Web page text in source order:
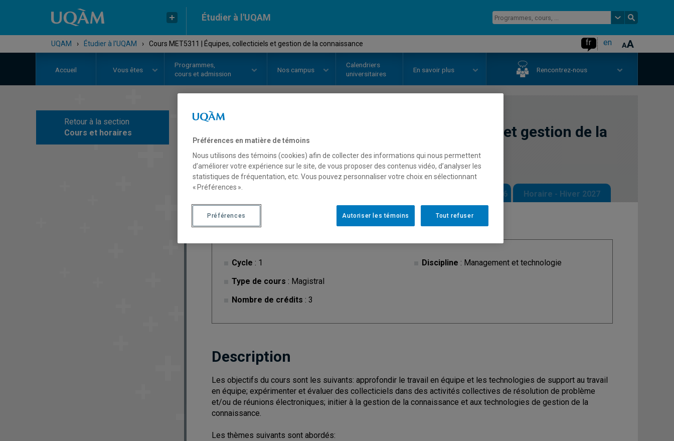
Étudier à l'UQAM
UQAM › Étudier à l'UQAM › Cours MET5311 | Équipes, collecticiels et gestion de la connaissance fr en
Accueil Vous êtes
Programmes,
cours et admission
Nos campus
Calendriers
universitaires
En savoir plus Rencontrez-nous
Retour à la section
Cours et horaires
Équipes, collecticiels et gestion de la
connaissance
Horaire - Automne 2026 Horaire - Hiver 2027
Cycle : 1
Type de cours : Magistral
Nombre de crédits : 3
Discipline : Management et technologie
Description
Les objectifs du cours sont les suivants: approfondir le travail en équipe et les technologies de support au travail
en équipe; expérimenter et évaluer des collecticiels dans des activités collectives de résolution de problème
et/ou de réunions électroniques; initier à la gestion de la connaissance et aux technologies de gestion de la
connaissance.
Les thèmes suivants sont abordés:
Préférences en matière de témoins
Nous utilisons des témoins (cookies) afin de collecter des informations qui nous permettent
d’améliorer votre expérience sur le site, de vous proposer des contenus vidéo, d’analyser les
statistiques de fréquentation, etc. Vous pouvez personnaliser votre choix en sélectionnant
« Préférences ».
Tout refuser
Autoriser les témoins
Préférences